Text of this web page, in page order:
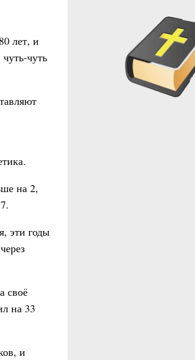
лет, и
чуть
на 2,
эти годы
своё
на 33
и